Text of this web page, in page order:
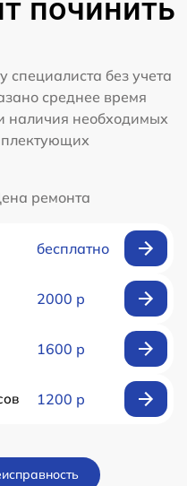
починить
специалиста без учета
среднее время
наличия необходимых
ремонта
бесплатно
2000 р
1600 р
1200 р